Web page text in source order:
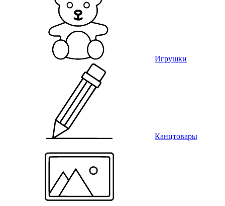
Игрушки
Канцтовары